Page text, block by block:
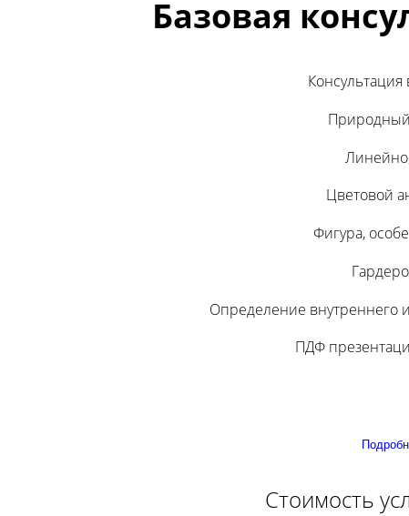
Базовая
Природный
Цветовой
Фигура,
Определение внутреннего
ПДФ
Стоимость